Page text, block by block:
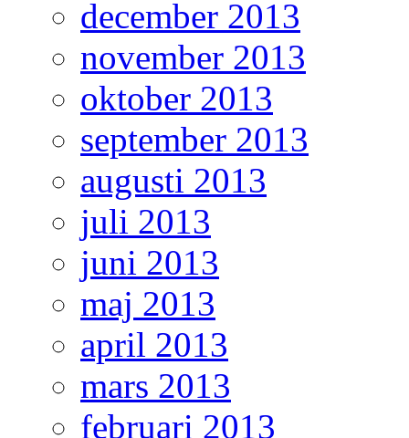
december 2013
november 2013
oktober 2013
september 2013
augusti 2013
juli 2013
juni 2013
maj 2013
april 2013
mars 2013
februari 2013